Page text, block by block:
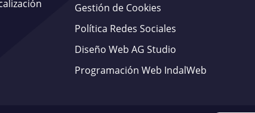
Gestión de Cookies
Política Redes Sociales
Diseño Web AG Studio
Programación Web IndalWeb